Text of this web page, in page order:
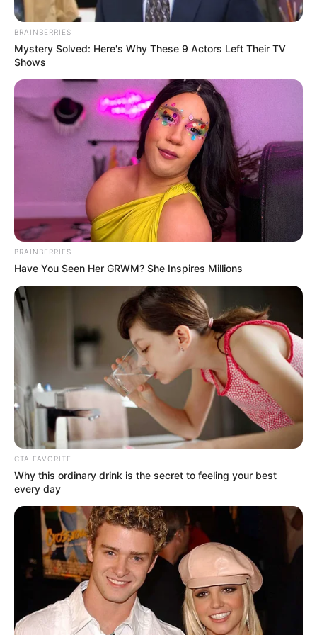
autoridades.
Referencia-Archivo.
Combates entre el Clan del Golfo y disidencias obligan a
suspender clases en una escuela rural de Ituango
Yuli Metaute Londoño
Septiembre 25, 2025
COMPARTIR
La violencia del conflicto armado volvió a afectar la vida
de los habitantes de Ituango Norte antioqueño; donde un
enfrentamiento, al parecer, entre el Clan del Golfo y el
Frente 18 de las disidencias de las Farc, obligó a
suspender las clases en una escuela rural. Los hechos,
registrados en las últimas horas, generaron gran tensión y
zozobra en la comunidad.
Le puede interesar:
Recolector de café, recién llegado a
BRAINBERRIES
Mystery Solved: Here's Why These 9 Actors Left Their TV
Shows
BRAINBERRIES
Have You Seen Her GRWM? She Inspires Millions
CTA FAVORITE
Why this ordinary drink is the secret to feeling your best
every day